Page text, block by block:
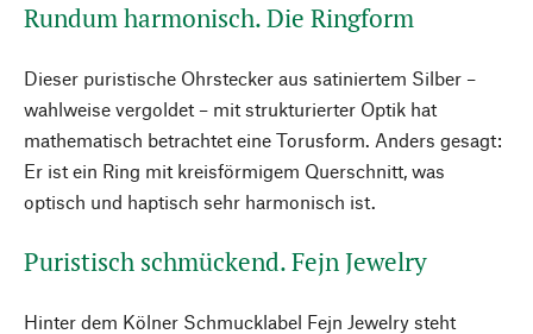
Rundum harmonisch. Die Ringform
Dieser puristische Ohrstecker aus satiniertem Silber –
wahlweise vergoldet – mit strukturierter Optik hat
mathematisch betrachtet eine Torusform. Anders gesagt:
Er ist ein Ring mit kreisförmigem Querschnitt, was
optisch und haptisch sehr harmonisch ist.
Puristisch schmückend. Fejn Jewelry
Hinter dem Kölner Schmucklabel Fejn Jewelry steht